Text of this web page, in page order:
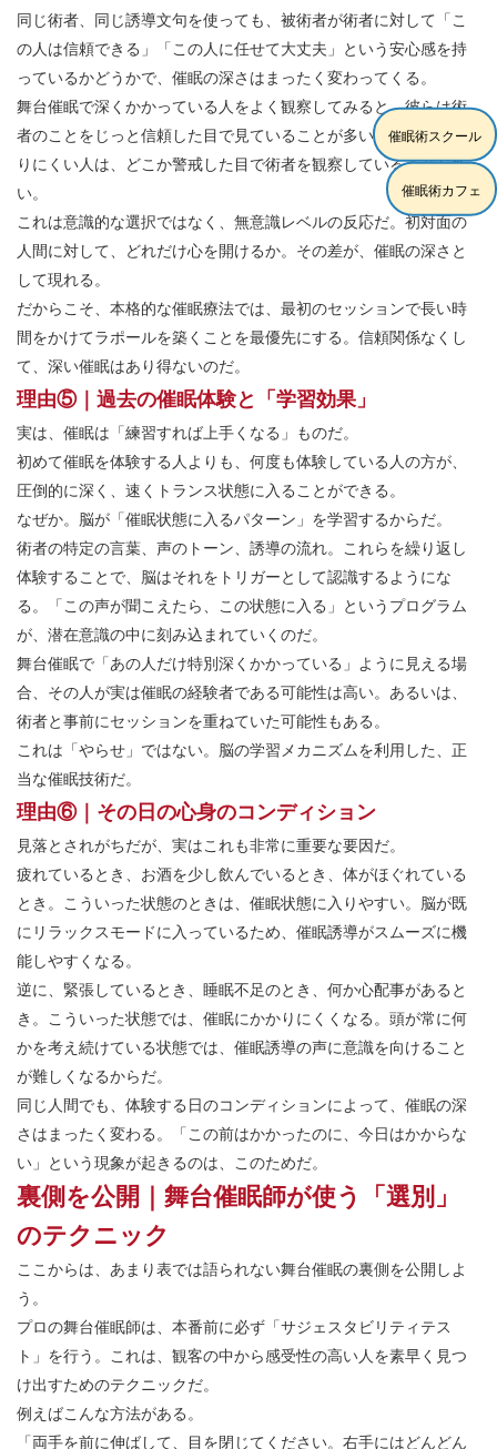
同じ術者、同じ誘導文句を使っても、被術者が術者に対して「こ
の人は信頼できる」「この人に任せて大丈夫」という安心感を持
っているかどうかで、催眠の深さはまったく変わってくる。
舞台催眠で深くかかっている人をよく観察してみると、彼らは術
者のことをじっと信頼した目で見ていることが多い。一方、かか
りにくい人は、どこか警戒した目で術者を観察していることが多
い。
これは意識的な選択ではなく、無意識レベルの反応だ。初対面の
人間に対して、どれだけ心を開けるか。その差が、催眠の深さと
して現れる。
だからこそ、本格的な催眠療法では、最初のセッションで長い時
間をかけてラポールを築くことを最優先にする。信頼関係なくし
て、深い催眠はあり得ないのだ。
理由⑤｜過去の催眠体験と「学習効果」
実は、催眠は「練習すれば上手くなる」ものだ。
初めて催眠を体験する人よりも、何度も体験している人の方が、
圧倒的に深く、速くトランス状態に入ることができる。
なぜか。脳が「催眠状態に入るパターン」を学習するからだ。
術者の特定の言葉、声のトーン、誘導の流れ。これらを繰り返し
体験することで、脳はそれをトリガーとして認識するようにな
る。「この声が聞こえたら、この状態に入る」というプログラム
が、潜在意識の中に刻み込まれていくのだ。
舞台催眠で「あの人だけ特別深くかかっている」ように見える場
合、その人が実は催眠の経験者である可能性は高い。あるいは、
術者と事前にセッションを重ねていた可能性もある。
これは「やらせ」ではない。脳の学習メカニズムを利用した、正
当な催眠技術だ。
理由⑥｜その日の心身のコンディション
見落とされがちだが、実はこれも非常に重要な要因だ。
疲れているとき、お酒を少し飲んでいるとき、体がほぐれている
とき。こういった状態のときは、催眠状態に入りやすい。脳が既
にリラックスモードに入っているため、催眠誘導がスムーズに機
能しやすくなる。
逆に、緊張しているとき、睡眠不足のとき、何か心配事があると
き。こういった状態では、催眠にかかりにくくなる。頭が常に何
かを考え続けている状態では、催眠誘導の声に意識を向けること
が難しくなるからだ。
同じ人間でも、体験する日のコンディションによって、催眠の深
さはまったく変わる。「この前はかかったのに、今日はかからな
い」という現象が起きるのは、このためだ。
裏側を公開｜舞台催眠師が使う「選別」
のテクニック
ここからは、あまり表では語られない舞台催眠の裏側を公開しよ
う。
プロの舞台催眠師は、本番前に必ず「サジェスタビリティテス
ト」を行う。これは、観客の中から感受性の高い人を素早く見つ
け出すためのテクニックだ。
例えばこんな方法がある。
「両手を前に伸ばして、目を閉じてください。右手にはどんどん
催眠術スクール
催眠術カフェ